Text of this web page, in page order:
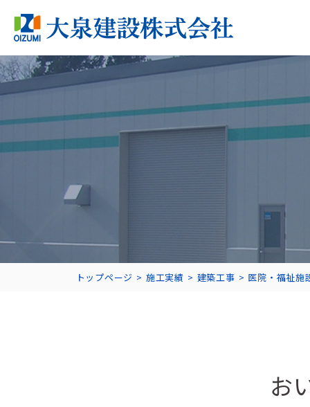
トップページ 施工実績 建築工事 医院・福祉施
お